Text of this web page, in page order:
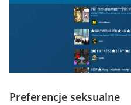
Preferencje seksualne